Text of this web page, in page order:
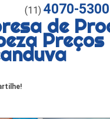
(11) 4070-5300
de
Preços